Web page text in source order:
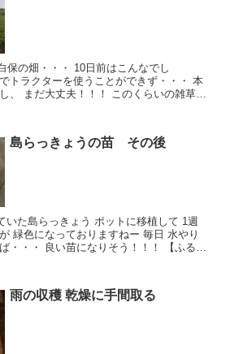
保の畑・・・ 10日前はこんなでし
トラクターを使うことができず・・・ 本
、 まだ大丈夫！！！ このくらいの雑草な
島らっきょうの苗 その後
いた島らっきょう ポットに移植して 1週
緑色になっておりますねー 毎日 水やり
・・・ 良い苗になりそう！！！ 【ふるさ
雨の収穫 乾燥に手間取る